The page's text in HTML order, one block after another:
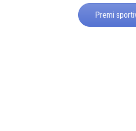
Premi